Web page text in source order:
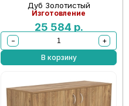
Дуб Золотистый
Изготовление
25 584 р.
−
+
В корзину